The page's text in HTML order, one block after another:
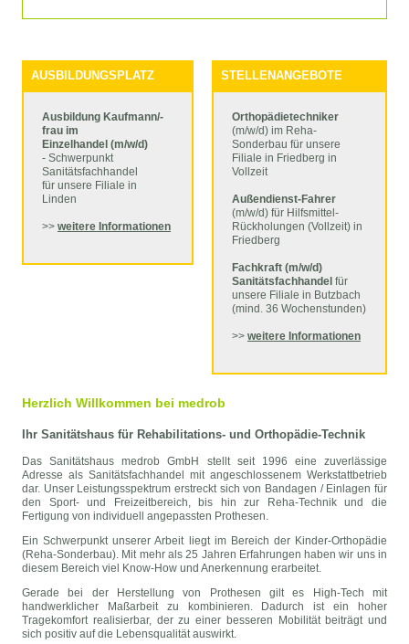
AUSBILDUNGSPLATZ
Ausbildung Kaufmann/-
frau im
Einzelhandel (m/w/d)
- Schwerpunkt
Sanitätsfachhandel
für unsere Filiale in
Linden
>> weitere Informationen
STELLENANGEBOTE
Orthopädietechniker
(m/w/d) im Reha-
Sonderbau für unsere
Filiale in Friedberg in
Vollzeit
Außendienst-Fahrer
(m/w/d) für Hilfsmittel-
Rückholungen (Vollzeit) in
Friedberg
Fachkraft (m/w/d)
Sanitätsfachhandel für
unsere Filiale in Butzbach
(mind. 36 Wochenstunden)
>> weitere Informationen
Herzlich Willkommen bei medrob
Ihr Sanitätshaus für Rehabilitations- und Orthopädie-Technik
Das Sanitätshaus medrob GmbH stellt seit 1996 eine zuverlässige
Adresse als Sanitätsfachhandel mit angeschlossenem Werkstattbetrieb
dar. Unser Leistungsspektrum erstreckt sich von Bandagen / Einlagen für
den Sport- und Freizeitbereich, bis hin zur Reha-Technik und die
Fertigung von individuell angepassten Prothesen.
Ein Schwerpunkt unserer Arbeit liegt im Bereich der Kinder-Orthopädie
(Reha-Sonderbau). Mit mehr als 25 Jahren Erfahrungen haben wir uns in
diesem Bereich viel Know-How und Anerkennung erarbeitet.
Gerade bei der Herstellung von Prothesen gilt es High-Tech mit
handwerklicher Maßarbeit zu kombinieren. Dadurch ist ein hoher
Tragekomfort realisierbar, der zu einer besseren Mobilität beiträgt und
sich positiv auf die Lebensqualität auswirkt.